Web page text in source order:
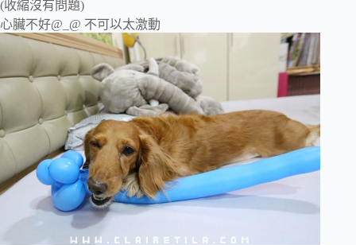
(收縮沒有問題)
心臟不好@_@ 不可以太激動